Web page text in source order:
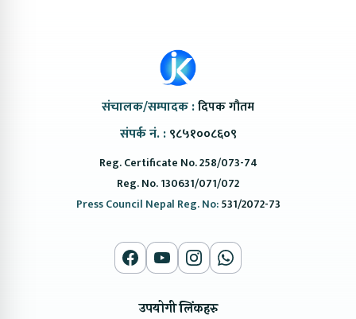
संचालक/सम्पादक :दिपक गौतम
संपर्क नं. : ९८५१००८६०९
Reg. Certificate No. 258/073-74
Reg. No. 130631/071/072
Press Council Nepal Reg. No:531/2072-73
उपयोगी लिंकहरु